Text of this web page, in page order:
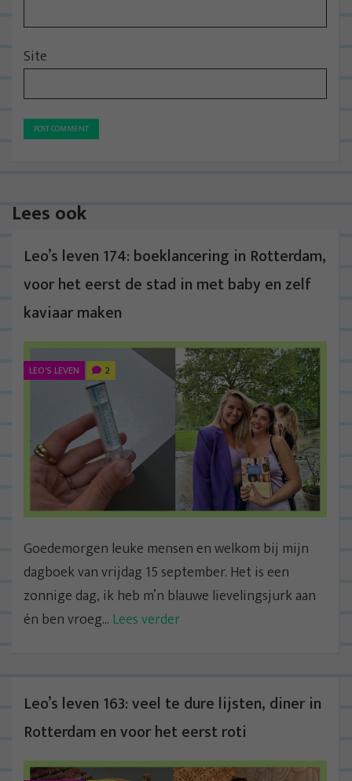
Site
Lees ook
Leo’s leven 174: boeklancering in Rotterdam,
voor het eerst de stad in met baby en zelf
kaviaar maken
LEO'S LEVEN 2
Goedemorgen leuke mensen en welkom bij mijn
dagboek van vrijdag 15 september. Het is een
zonnige dag, ik heb m’n blauwe lievelingsjurk aan
én ben vroeg... Lees verder
Leo’s leven 163: veel te dure lijsten, diner in
Rotterdam en voor het eerst roti